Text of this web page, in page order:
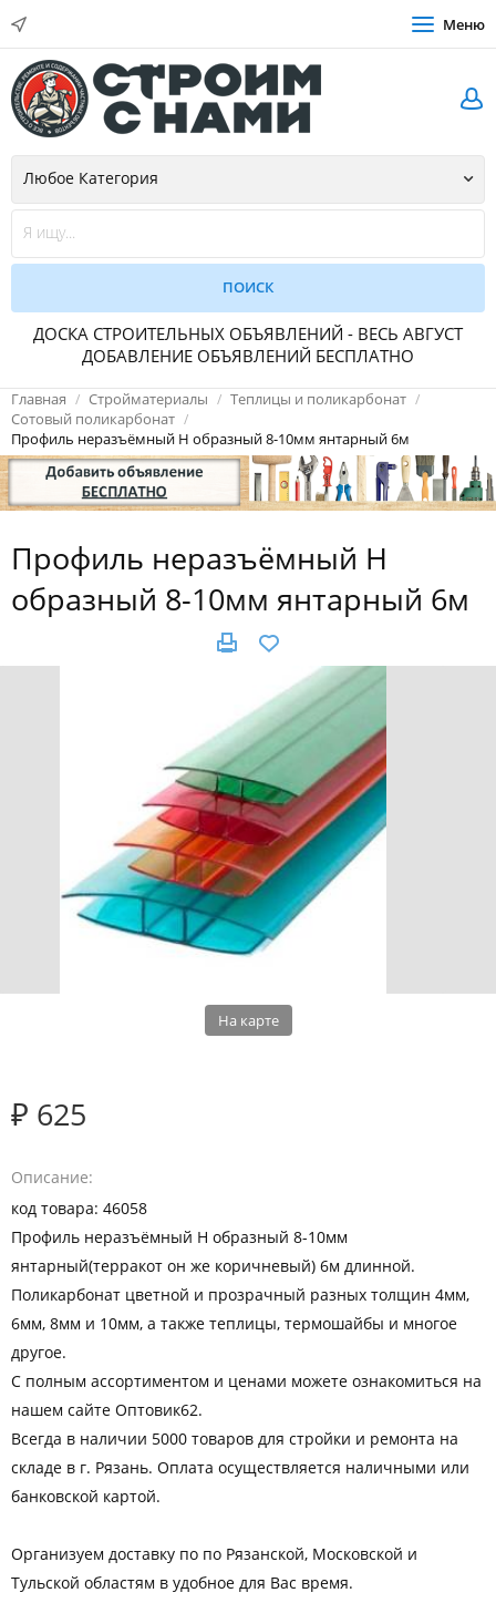
Меню
ДОСКА СТРОИТЕЛЬНЫХ ОБЪЯВЛЕНИЙ - ВЕСЬ АВГУСТ
ДОБАВЛЕНИЕ ОБЪЯВЛЕНИЙ БЕСПЛАТНО
Главная Стройматериалы
Теплицы и поликарбонат
Сотовый поликарбонат
Профиль неразъёмный Н образный 8-10мм янтарный 6м
Профиль неразъёмный Н
образный 8-10мм янтарный 6м
На карте
₽ 625
Описание
код товара: 46058
Профиль неразъёмный Н образный 8-10мм
янтарный(терракот он же коричневый) 6м длинной.
Поликарбонат цветной и прозрачный разных толщин 4мм,
6мм, 8мм и 10мм, а также теплицы, термошайбы и многое
другое.
С полным ассортиментом и ценами можете ознакомиться на
нашем сайте Оптовик62.
Всегда в наличии 5000 товаров для стройки и ремонта на
складе в г. Рязань. Оплата осуществляется наличными или
банковской картой.
Организуем доставку по по Рязанской, Московской и
Тульской областям в удобное для Вас время.